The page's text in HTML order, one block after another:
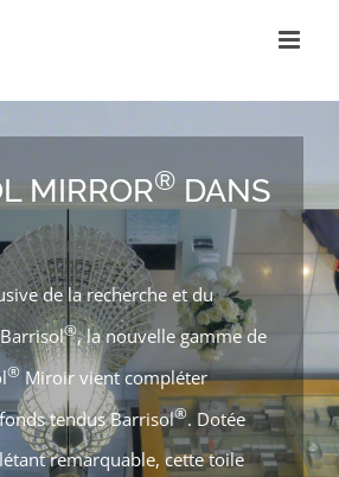
MIRROR® DANS
de la recherche et du
®, la nouvelle gamme de
® Miroir vient compléter
tendus Barrisol®. Dotée
remarquable, cette toile